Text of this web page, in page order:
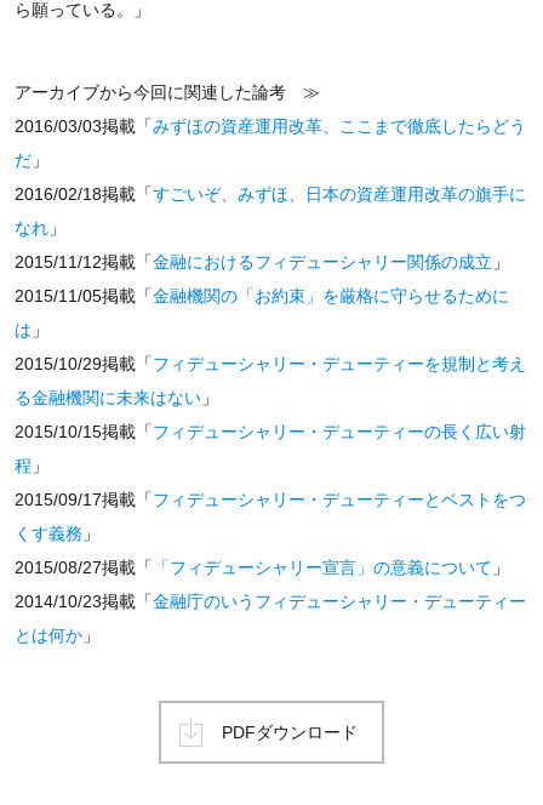
ら願っている。」
アーカイブから今回に関連した論考 ≫
2016/03/03掲載「みずほの資産運用改革、ここまで徹底したらどう
だ」
2016/02/18掲載「すごいぞ、みずほ、日本の資産運用改革の旗手に
なれ」
2015/11/12掲載「金融におけるフィデューシャリー関係の成立 」
2015/11/05掲載「金融機関の「お約束」を厳格に守らせるために
は 」
2015/10/29掲載「フィデューシャリー・デューティーを規制と考え
る金融機関に未来はない」
2015/10/15掲載「フィデューシャリー・デューティーの長く広い射
程 」
2015/09/17掲載「フィデューシャリー・デューティーとベストをつ
くす義務 」
2015/08/27掲載「 「フィデューシャリー宣言」の意義について 」
2014/10/23掲載「金融庁のいうフィデューシャリー・デューティー
とは何か」
PDFダウンロード